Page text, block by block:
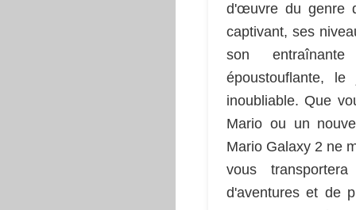
d'œuvre du genre
captivant, ses
son
époustouflante,
inoubliable. Que
Mario ou un
Mario Galaxy 2 ne
vous
d'aventures et de